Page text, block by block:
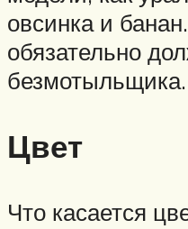
овсинка и
обязательно
безмотыльщика.
Цвет
Что касается